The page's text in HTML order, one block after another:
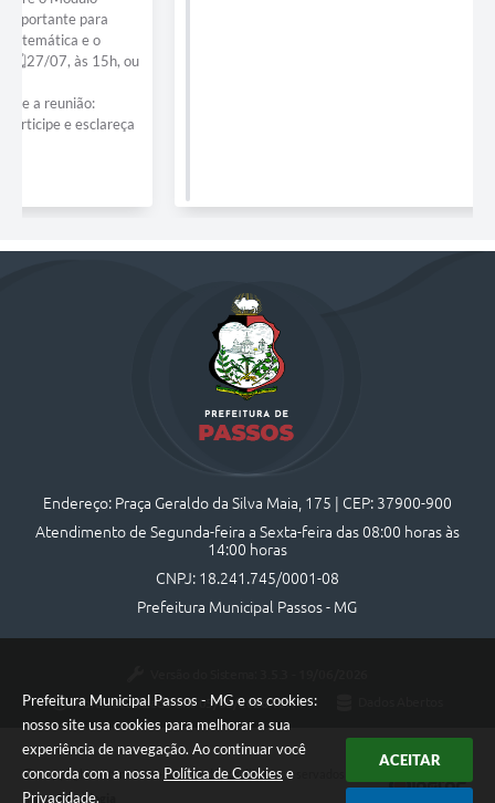
Prefeitura Municipal Passos - MG e os cookies:
nosso site usa cookies para melhorar a sua
experiência de navegação. Ao continuar você
concorda com a nossa Política de Cookies e
Privacidade.
ACEITAR
Endereço: Praça Geraldo da Silva Maia, 175 | CEP: 37900-900
Atendimento de Segunda-feira a Sexta-feira das 08:00 horas às
14:00 horas
CNPJ: 18.241.745/0001-08
Prefeitura Municipal Passos - MG
Portal atualizado em: 05/08/2026 16:44
Copyright Instar - 2006-2026. Todos os direitos reservados -
Instar Tecnologia